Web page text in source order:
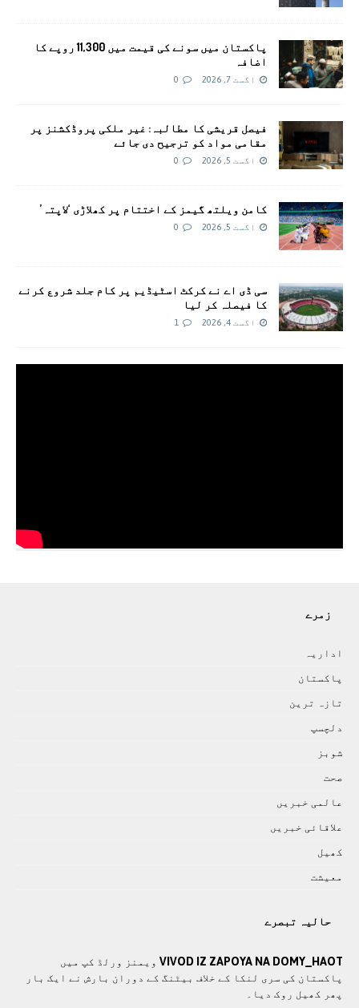
پاکستان میں سونے کی قیمت میں 11,300 روپے کا
اضافہ
اگست 7, 2026 0
فیصل قریشی کا مطالبہ: غیر ملکی پروڈکشنز پر
مقامی مواد کو ترجیح دی جائے
اگست 5, 2026 0
کامن ویلتھ گیمز کے اختتام پر کھلاڑی ‘لاپتہ’
اگست 5, 2026 0
سی ڈی اے نے کرکٹ اسٹیڈیم پر کام جلد شروع کرنے
کا فیصلہ کر لیا
اگست 4, 2026 1
زمرے
اداريہ
پاکستان
تازہ ترين
دلچسپ
شوبز
صحت
عالمی خبريں
علاقائی خبريں
کھيل
معيشت
حالیہ تبصرے
VIVOD IZ ZAPOYA NA DOMY_HAOT ویمنز ورلڈ کپ میں
پاکستان کی سری لنکا کے خلاف بیٹنگ کے دوران بارش نے ایک بار
پھر کھیل روک دیا۔